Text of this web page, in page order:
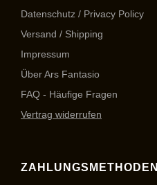
Datenschutz / Privacy Policy
Versand / Shipping
Impressum
Über Ars Fantasio
FAQ - Häufige Fragen
Vertrag widerrufen
ZAHLUNGSMETHODEN